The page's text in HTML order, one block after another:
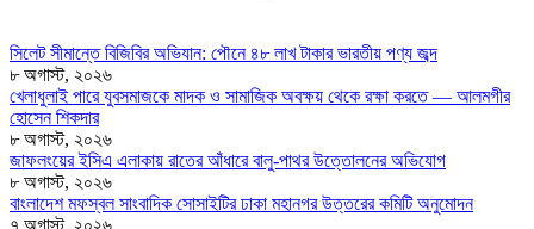
সিলেট সীমান্তে বিজিবির অভিযান: পৌনে ৪৮ লাখ টাকার ভারতীয় পণ্য জব্দ
৮ অগাস্ট, ২০২৬
খেলাধুলাই পারে যুবসমাজকে মাদক ও সামাজিক অবক্ষয় থেকে রক্ষা করতে — আলমগীর
হোসেন শিকদার
৮ অগাস্ট, ২০২৬
জাফলংয়ের ইসিএ এলাকায় রাতের আঁধারে বালু-পাথর উত্তোলনের অভিযোগ
৮ অগাস্ট, ২০২৬
বাংলাদেশ মফস্বল সাংবাদিক সোসাইটির ঢাকা মহানগর উত্তরের কমিটি অনুমোদন
৭ অগাস্ট, ২০২৬